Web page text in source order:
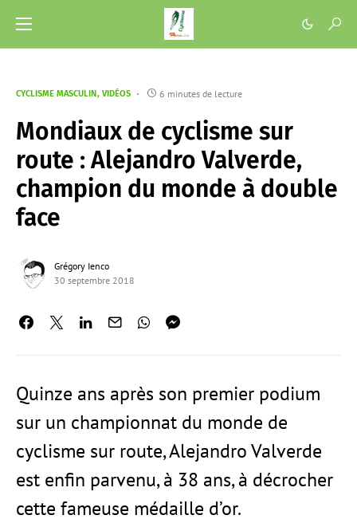
CYCLISME MASCULIN VIDÉOS 6 minutes de lecture
Mondiaux de cyclisme sur
route : Alejandro Valverde,
champion du monde à double
face
Grégory Ienco
30 septembre 2018
Quinze ans après son premier podium
sur un championnat du monde de
cyclisme sur route, Alejandro Valverde
est enfin parvenu, à 38 ans, à décrocher
cette fameuse médaille d’or.